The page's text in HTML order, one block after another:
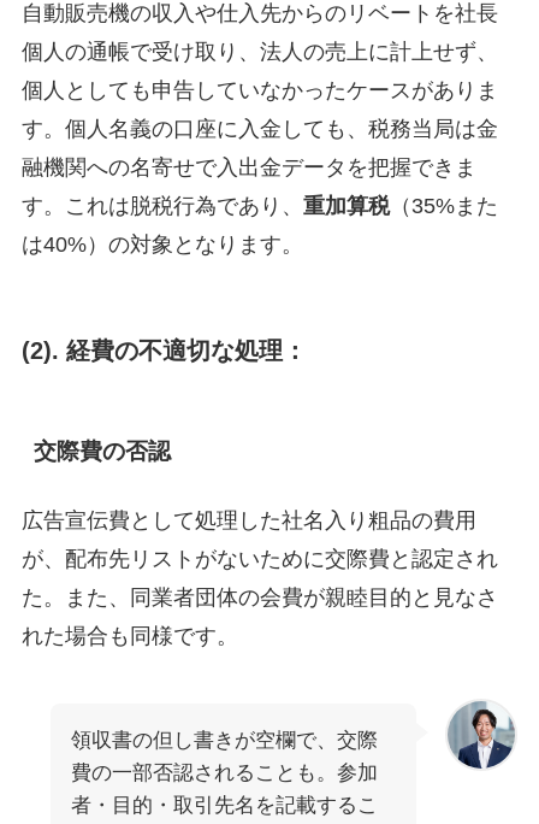
自動販売機の収入や仕入先からのリベートを社長
個人の通帳で受け取り、法人の売上に計上せず、
個人としても申告していなかったケースがありま
す。個人名義の口座に入金しても、税務当局は金
融機関への名寄せで入出金データを把握できま
す。これは脱税行為であり、 重加算税（35%また
は40%）の対象となります。
(2). 経費の不適切な処理 ：
交際費の否認
広告宣伝費として処理した社名入り粗品の費用
が、配布先リストがないために交際費と認定され
た。また、同業者団体の会費が親睦目的と見なさ
れた場合も同様です。
領収書の但し書きが空欄で、交際
費の一部否認されることも。参加
者・目的・取引先名を記載するこ